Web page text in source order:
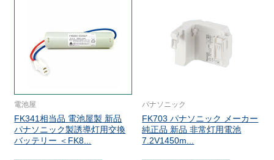
電池屋
FK341相当品 電池屋製 新品
パナソニック製誘導灯用交換
バッテリー ＜FK8...
パナソニック
FK703 パナソニック メーカー
純正品 新品 非常灯用電池
7.2V1450m...